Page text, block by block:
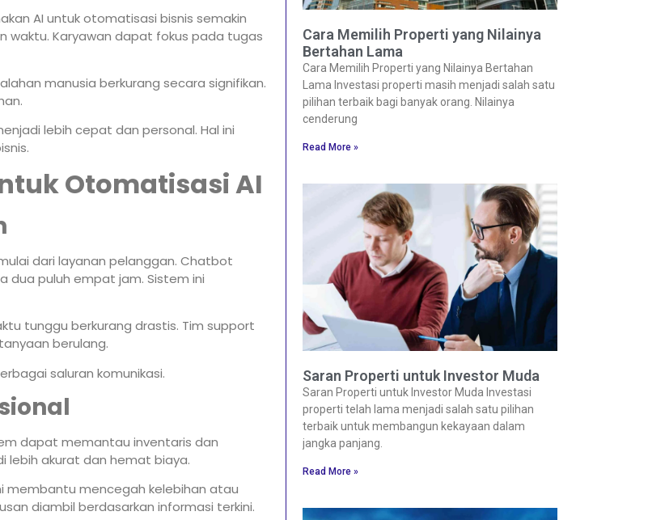
AI untuk otomatisasi bisnis semakin
waktu. Karyawan dapat fokus pada tugas
manusia berkurang secara signifikan.
lebih cepat dan personal. Hal ini
Otomatisasi AI
dari layanan pelanggan. Chatbot
dua puluh empat jam. Sistem ini
tunggu berkurang drastis. Tim support
berulang.
saluran komunikasi.
dapat memantau inventaris dan
lebih akurat dan hemat biaya.
membantu mencegah kelebihan atau
diambil berdasarkan informasi terkini.
Cara Memilih Properti yang Nilainya
Bertahan Lama
Cara Memilih Properti yang Nilainya Bertahan
Lama Investasi properti masih menjadi salah satu
pilihan terbaik bagi banyak orang. Nilainya
cenderung
Read More »
Saran Properti untuk Investor Muda
Saran Properti untuk Investor Muda Investasi
properti telah lama menjadi salah satu pilihan
terbaik untuk membangun kekayaan dalam
jangka panjang.
Read More »